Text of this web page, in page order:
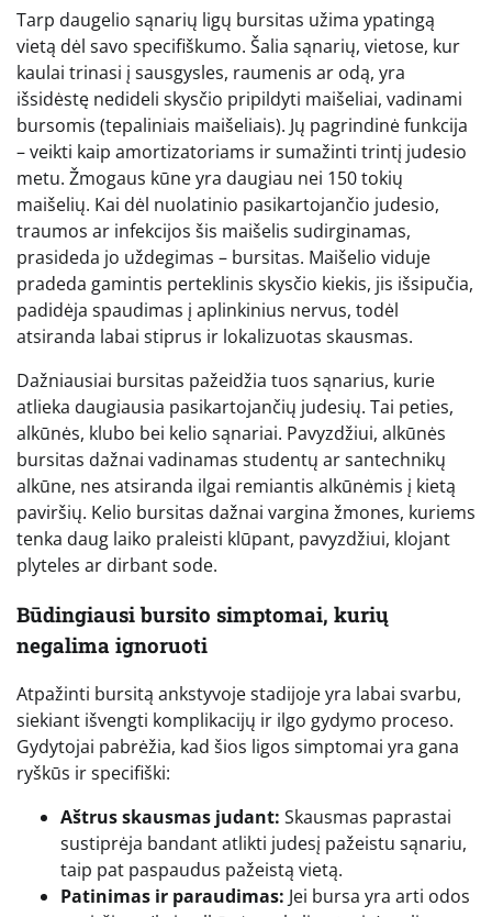
Tarp daugelio sąnarių ligų bursitas užima ypatingą
vietą dėl savo specifiškumo. Šalia sąnarių, vietose, kur
kaulai trinasi į sausgysles, raumenis ar odą, yra
išsidėstę nedideli skysčio pripildyti maišeliai, vadinami
bursomis (tepaliniais maišeliais). Jų pagrindinė funkcija
– veikti kaip amortizatoriams ir sumažinti trintį judesio
metu. Žmogaus kūne yra daugiau nei 150 tokių
maišelių. Kai dėl nuolatinio pasikartojančio judesio,
traumos ar infekcijos šis maišelis sudirginamas,
prasideda jo uždegimas – bursitas. Maišelio viduje
pradeda gamintis perteklinis skysčio kiekis, jis išsipučia,
padidėja spaudimas į aplinkinius nervus, todėl
atsiranda labai stiprus ir lokalizuotas skausmas.
Dažniausiai bursitas pažeidžia tuos sąnarius, kurie
atlieka daugiausia pasikartojančių judesių. Tai peties,
alkūnės, klubo bei kelio sąnariai. Pavyzdžiui, alkūnės
bursitas dažnai vadinamas studentų ar santechnikų
alkūne, nes atsiranda ilgai remiantis alkūnėmis į kietą
paviršių. Kelio bursitas dažnai vargina žmones, kuriems
tenka daug laiko praleisti klūpant, pavyzdžiui, klojant
plyteles ar dirbant sode.
Būdingiausi bursito simptomai, kurių
negalima ignoruoti
Atpažinti bursitą ankstyvoje stadijoje yra labai svarbu,
siekiant išvengti komplikacijų ir ilgo gydymo proceso.
Gydytojai pabrėžia, kad šios ligos simptomai yra gana
ryškūs ir specifiški:
Aštrus skausmas judant: Skausmas paprastai
sustiprėja bandant atlikti judesį pažeistu sąnariu,
taip pat paspaudus pažeistą vietą.
Patinimas ir paraudimas: Jei bursa yra arti odos